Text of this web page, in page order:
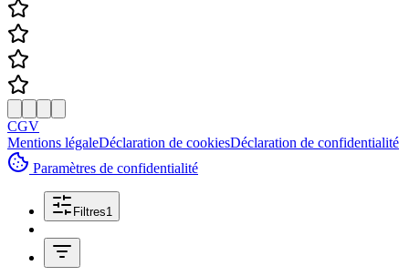
CGV
Mentions légaleDéclaration de cookiesDéclaration de confidentialité
Paramètres de confidentialité
Filtres1